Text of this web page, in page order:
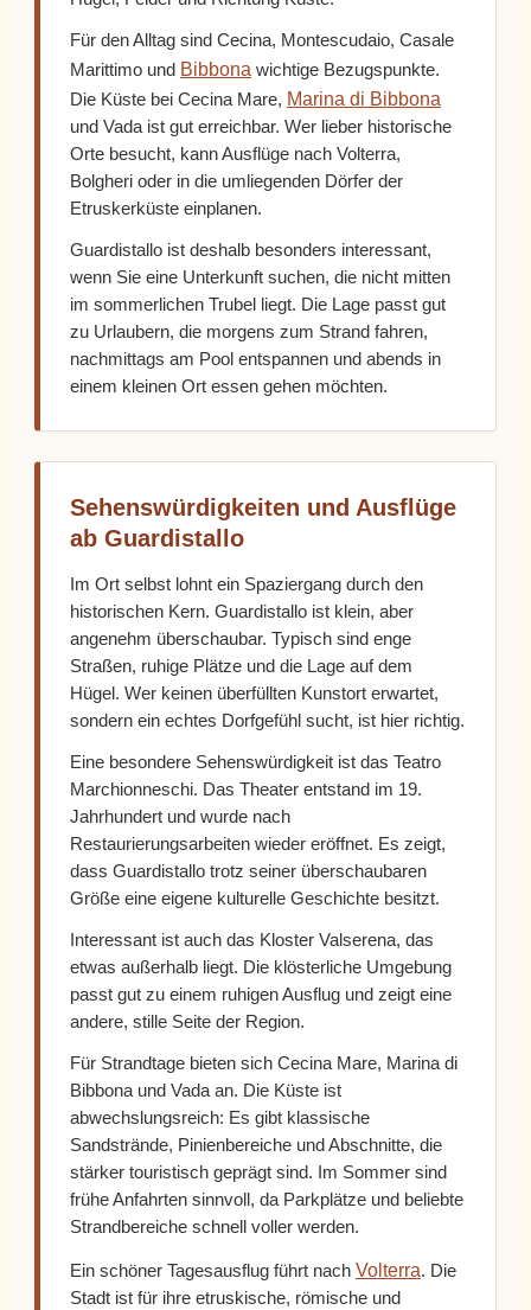
Für den Alltag sind Cecina, Montescudaio, Casale
Marittimo und Bibbona wichtige Bezugspunkte.
Die Küste bei Cecina Mare, Marina di Bibbona
und Vada ist gut erreichbar. Wer lieber historische
Orte besucht, kann Ausflüge nach Volterra,
Bolgheri oder in die umliegenden Dörfer der
Etruskerküste einplanen.
Guardistallo ist deshalb besonders interessant,
wenn Sie eine Unterkunft suchen, die nicht mitten
im sommerlichen Trubel liegt. Die Lage passt gut
zu Urlaubern, die morgens zum Strand fahren,
nachmittags am Pool entspannen und abends in
einem kleinen Ort essen gehen möchten.
Sehenswürdigkeiten und Ausflüge
ab Guardistallo
Im Ort selbst lohnt ein Spaziergang durch den
historischen Kern. Guardistallo ist klein, aber
angenehm überschaubar. Typisch sind enge
Straßen, ruhige Plätze und die Lage auf dem
Hügel. Wer keinen überfüllten Kunstort erwartet,
sondern ein echtes Dorfgefühl sucht, ist hier richtig.
Eine besondere Sehenswürdigkeit ist das Teatro
Marchionneschi. Das Theater entstand im 19.
Jahrhundert und wurde nach
Restaurierungsarbeiten wieder eröffnet. Es zeigt,
dass Guardistallo trotz seiner überschaubaren
Größe eine eigene kulturelle Geschichte besitzt.
Interessant ist auch das Kloster Valserena, das
etwas außerhalb liegt. Die klösterliche Umgebung
passt gut zu einem ruhigen Ausflug und zeigt eine
andere, stille Seite der Region.
Für Strandtage bieten sich Cecina Mare, Marina di
Bibbona und Vada an. Die Küste ist
abwechslungsreich: Es gibt klassische
Sandstrände, Pinienbereiche und Abschnitte, die
stärker touristisch geprägt sind. Im Sommer sind
frühe Anfahrten sinnvoll, da Parkplätze und beliebte
Strandbereiche schnell voller werden.
Ein schöner Tagesausflug führt nach Volterra. Die
Stadt ist für ihre etruskische, römische und